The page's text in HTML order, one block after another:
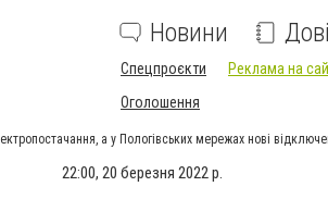
Новини
Спецпроєкти Реклама на
Оголошення
а у Пологівських мережах нові
22:00, 20 березня 2022 р.